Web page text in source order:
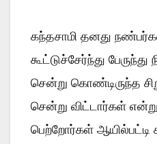
கந்தசாமி தனது
கூட்டுச்சேர்ந்து
சென்று கொண்டிருந்த
சென்று விட்டார்கள் என்று
பெற்றோர்கள் ஆயில்பட்டி